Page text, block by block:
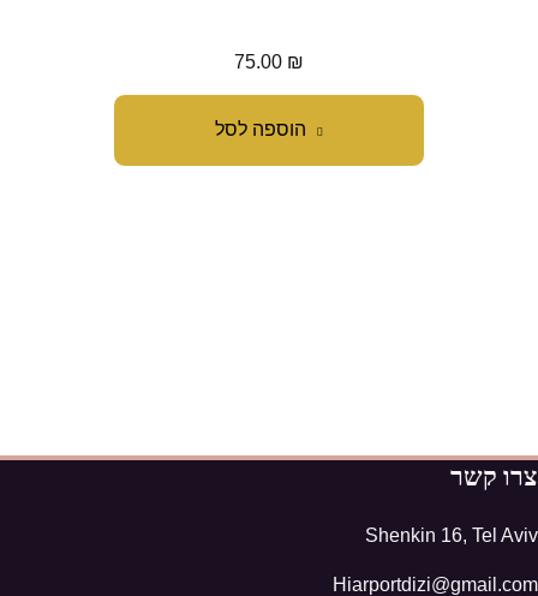
הוספה לסל
75.00 ₪
צרו קשר
Shenkin 16, Tel Aviv
Hiarportdizi@gmail.com